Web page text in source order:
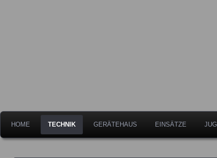
HOME TECHNIK GERÄTEHAUS EINSÄTZE